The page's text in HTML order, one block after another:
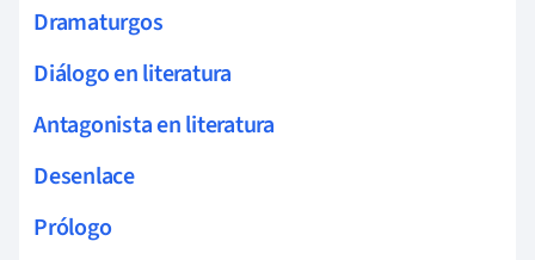
Dramaturgos
Diálogo en literatura
Antagonista en literatura
Desenlace
Prólogo